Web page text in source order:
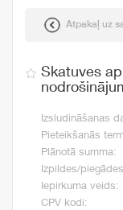
Atpakaļ uz
Skatuves
Izsludināšanas
Pieteikšanās
Plānotā summa:
Izpildes/
Iepirkuma veids:
CPV kodi: